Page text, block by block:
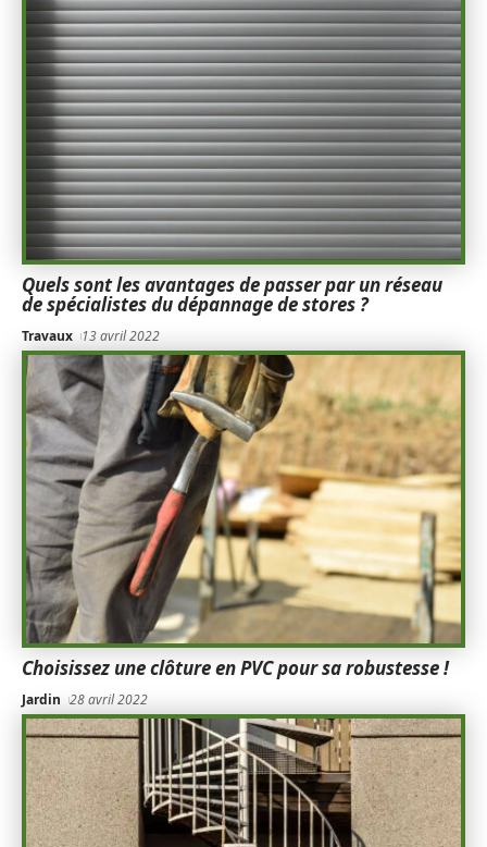
Quels sont les avantages de passer par un réseau
de spécialistes du dépannage de stores ?
Travaux 13 avril 2022
Choisissez une clôture en PVC pour sa robustesse !
Jardin 28 avril 2022